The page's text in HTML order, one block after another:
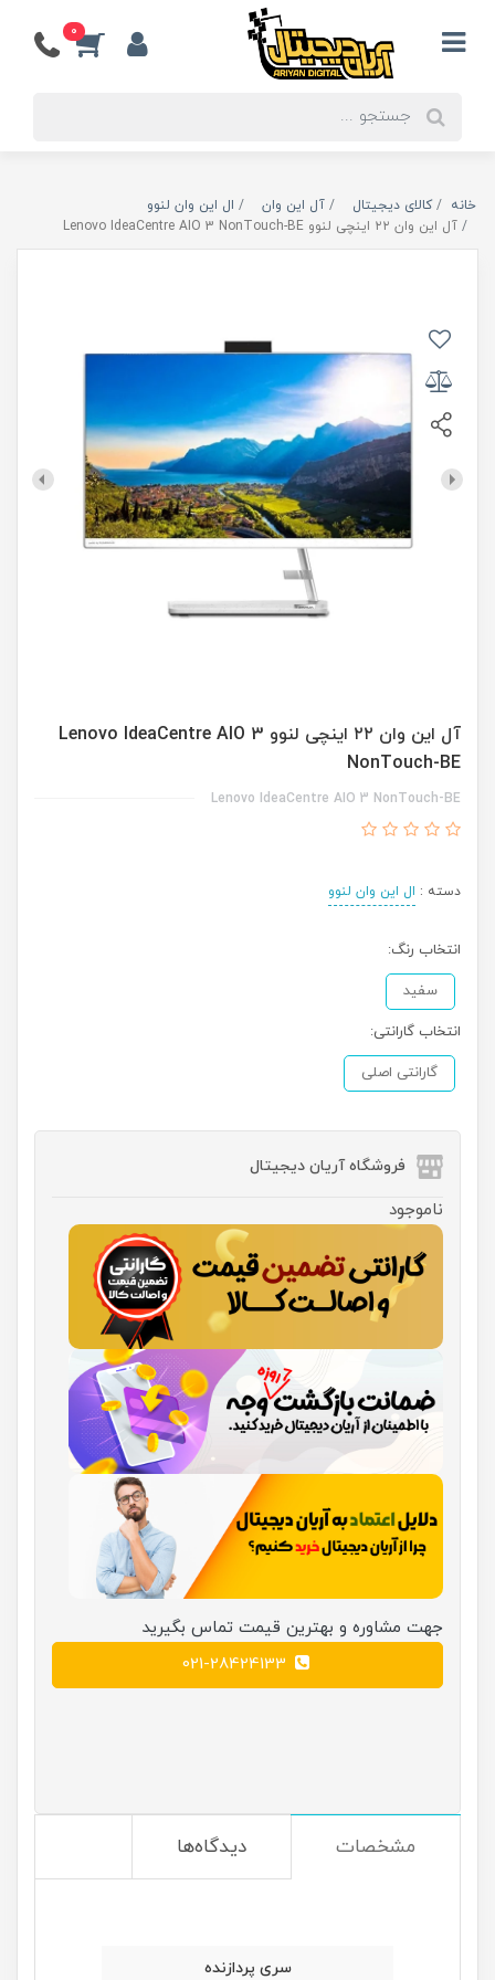
0
خانه کالای دیجیتال آل این وان
ال این وان لنوو
آل این وان ۲۲ اینچی لنوو Lenovo IdeaCentre AIO 3 NonTouch-BE
آل این وان ۲۲ اینچی لنوو Lenovo IdeaCentre AIO 3
NonTouch-BE
Lenovo IdeaCentre AIO 3 NonTouch-BE
دسته : ال این وان لنوو
انتخاب رنگ:
سفید
انتخاب گارانتی:
گارانتی اصلی
فروشگاه آریان دیجیتال
ناموجود
جهت مشاوره و بهترین قیمت تماس بگیرید
مشخصات دیدگاه‌ها
سری پردازنده